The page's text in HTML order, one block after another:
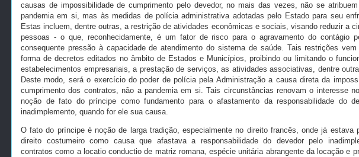
causas de impossibilidade de cumprimento pelo devedor, no mais das vezes, não se
pandemia em si, mas às medidas de polícia administrativa adotadas pelo Estado para seu
Estas incluem, dentre outras, a restrição de atividades econômicas e sociais, visando reduzir a
pessoas - o que, reconhecidamente, é um fator de risco para o agravamento do contágio
consequente pressão à capacidade de atendimento do sistema de saúde. Tais restrições
forma de decretos editados no âmbito de Estados e Municípios, proibindo ou limitando o
estabelecimentos empresariais, a prestação de serviços, as atividades associativas, dentre
Deste modo, será o exercício do poder de polícia pela Administração a causa direta da
cumprimento dos contratos, não a pandemia em si. Tais circunstâncias renovam o interesse
noção de fato do príncipe como fundamento para o afastamento da responsabilidade do
inadimplemento, quando for ele sua causa.
O fato do príncipe é noção de larga tradição, especialmente no direito francês, onde já estava
direito costumeiro como causa que afastava a responsabilidade do devedor pelo
contratos como a locatio conductio de matriz romana, espécie unitária abrangente da locação e